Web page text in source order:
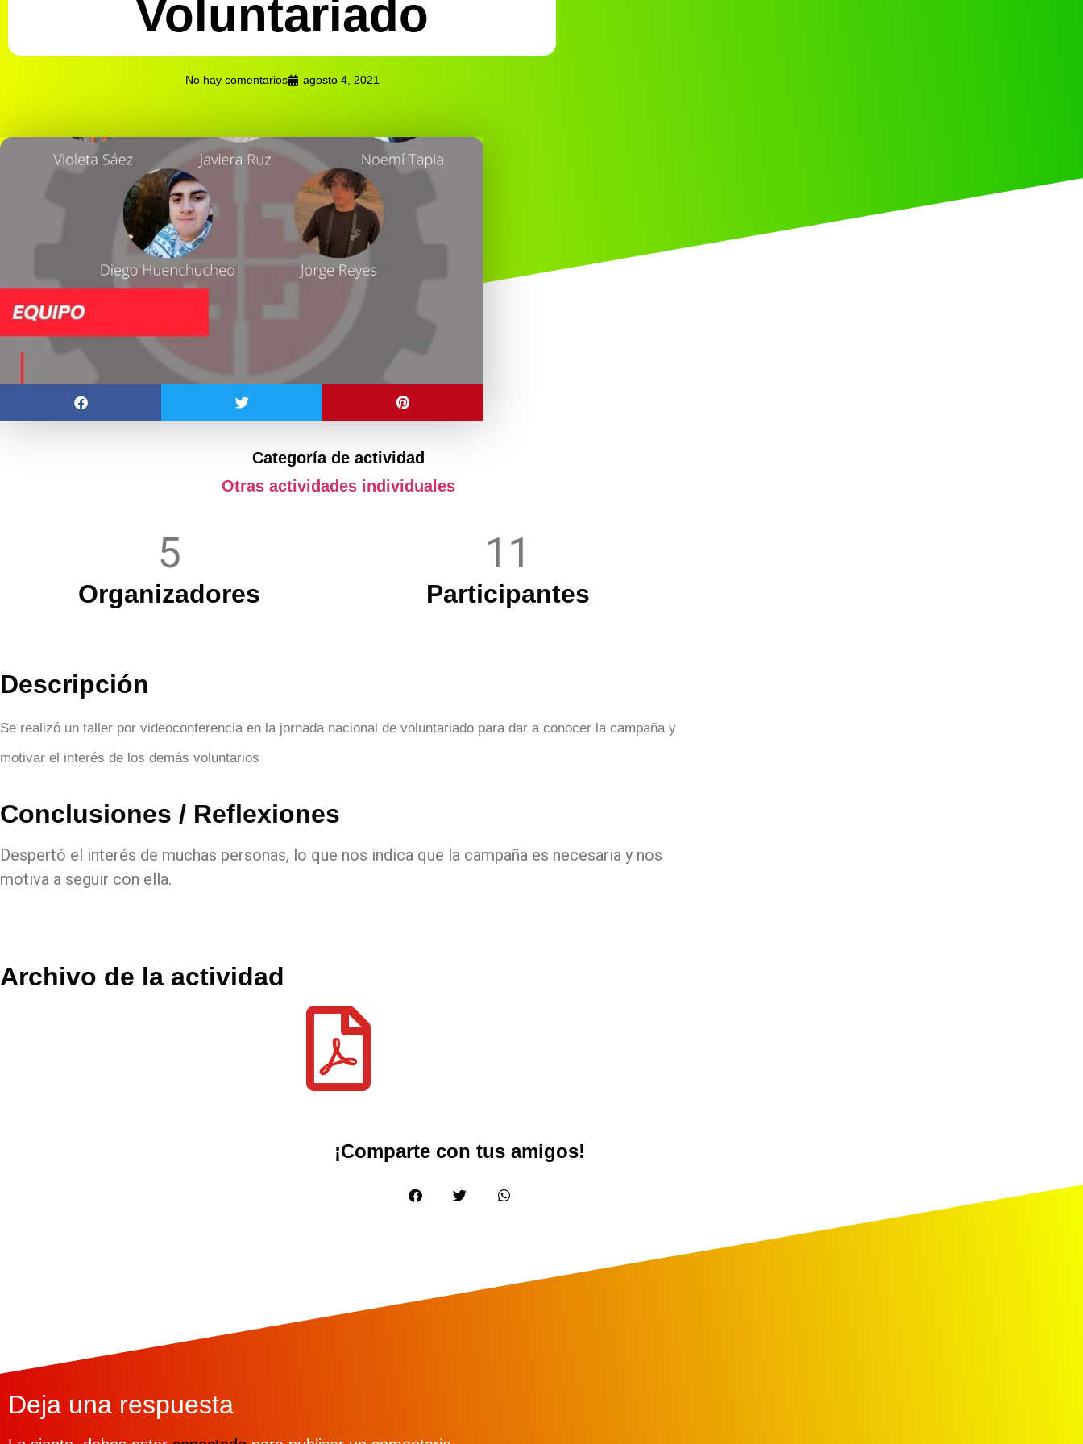
Voluntariado
No hay comentarios agosto 4, 2021
Categoría de actividad
Otras actividades individuales
5
Organizadores
11
Participantes
Descripción
Se realizó un taller por videoconferencia en la jornada nacional de voluntariado para dar a conocer la campaña y
motivar el interés de los demás voluntarios
Conclusiones / Reflexiones
Despertó el interés de muchas personas, lo que nos indica que la campaña es necesaria y nos
motiva a seguir con ella.
Archivo de la actividad
¡Comparte con tus amigos!
Deja una respuesta